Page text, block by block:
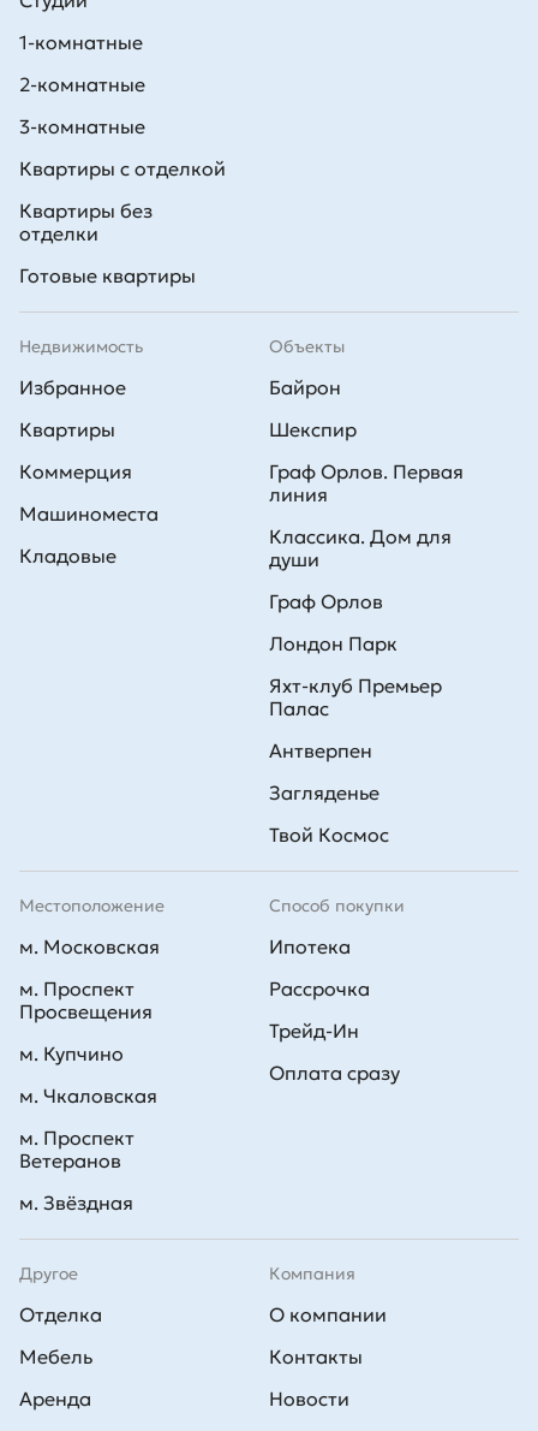
1-комнатные
2-комнатные
3-комнатные
Квартиры с отделкой
Квартиры без
отделки
Готовые квартиры
Недвижимость
Избранное
Квартиры
Коммерция
Машиноместа
Кладовые
Способ покупки
Ипотека
Рассрочка
Трейд-Ин
Оплата сразу
Объекты
Байрон
Шекспир
Граф Орлов. Первая
линия
Классика. Дом для
души
Граф Орлов
Лондон Парк
Яхт-клуб Премьер
Палас
Антверпен
Загляденье
Твой Космос
Другое
Отделка
Мебель
Аренда
Компания
О компании
Контакты
Новости
Местоположение
м. Московская
м. Проспект
Просвещения
м. Купчино
м. Чкаловская
м. Проспект
Ветеранов
м. Звёздная